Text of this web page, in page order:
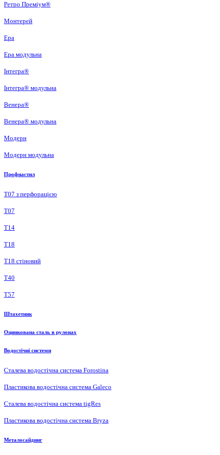
Ретро Преміум®
Монтерей
Ера
Ера модульна
Інтегра®
Інтегра® модульна
Венера®
Венера® модульна
Модерн
Модерн модульна
Профнастил
Т07 з перфорацією
Т07
Т14
Т18
Т18 стіновий
Т40
Т57
Штахетник
Оцинкована сталь в рулонах
Водостічні системи
Сталева водостічна система Forostina
Пластикова водостічна система Galeco
Сталева водостічна система tigRes
Пластикова водостічна система Bryza
Металосайдинг